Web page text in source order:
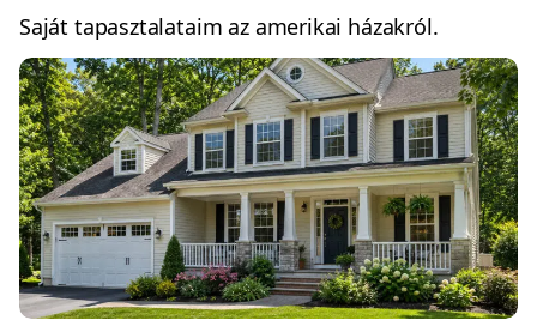
Saját tapasztalataim az amerikai házakról.